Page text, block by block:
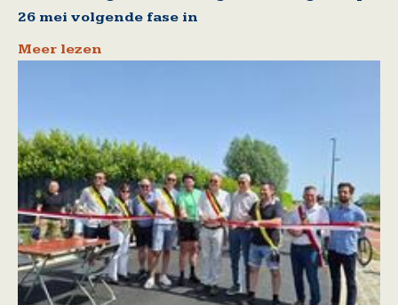
26 mei volgende fase in
Meer lezen